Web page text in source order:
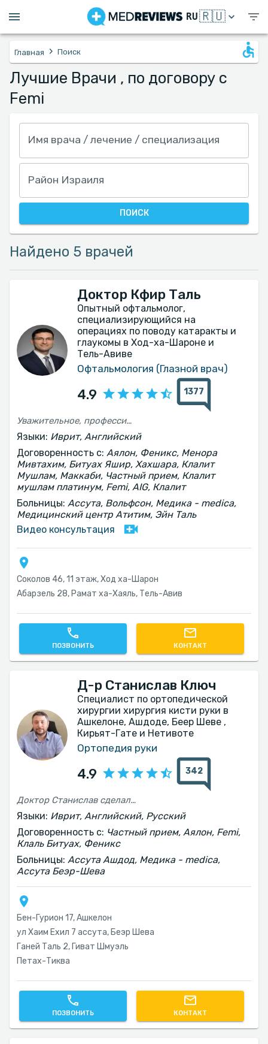
RU🇷🇺
Главная › Поиск
Лучшие Врачи , по договору с
Femi
Имя врача / лечение / специализация
Район Израиля
ПОИСК
Найдено 5 врачей
Доктор Кфир Таль
Опытный офтальмолог,
специализирующийся на
операциях по поводу катаракты и
глаукомы в Ход-ха-Шароне и
Тель-Авиве
Офтальмология (Глазной врач)
4.9 1377
Уважительное, профессиональное и серьёзное отношение Объяснение ситуации и дальнейшего хода проверки
Языки: Иврит, Английский
Договоренность с: Аялон, Феникс, Менора
Мивтахим, Битуах Яшир, Хахшара, Клалит
Мушлам, Маккаби, Частный прием, Клалит
мушлам платинум, Femi, AIG, Клалит
Больницы: Ассута, Вольфсон, Медика - medica,
Медицинский центр Атитим, Эйн Таль
Видео консультация
Соколов 46, 11 этаж, Ход ха-Шарон
Абарзель 28, Рамат ха-Хаяль, Тель-Авив‎
ПОЗВОНИТЬ КОНТАКТ
Д-р Станислав Ключ
Специалист по ортопедической
хирургии хирургия кисти руки в
Ашкелоне, Ашдоде, Беер Шеве ,
Кирьят-Гате и Нетивоте
Ортопедия руки
4.9 342
Доктор Станислав сделал мне операцию де Кервена. Прошло всего 3 недели, а я уже чувствую значительное улучшение. Доктор объяснил мне всё, что связано с операцией, очень понятным образом. И выполнение было безупречным.
Языки: Иврит, Английский, Русский
Договоренность с: Частный прием, Аялон, Femi,
Клаль Битуах, Феникс
Больницы: Ассута Ашдод, Медика - medica,
Ассута Беэр-Шева
Бен-Гурион 17, Ашкелон
ул Хаим Ехил 7 ассута, Беэр Шева
Ганей Таль 2, Гиват Шмуэль
Петах-Тиква
ПОЗВОНИТЬ КОНТАКТ